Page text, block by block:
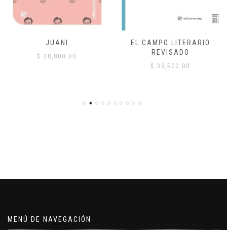
JUANI
$ 28,800.00
EL CAMPO LITERARIO
REVISADO
$ 39,500.00
MENÚ DE NAVEGACIÓN